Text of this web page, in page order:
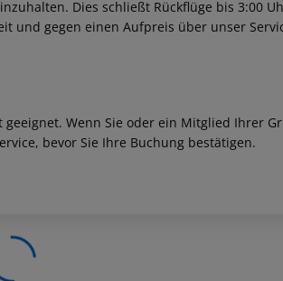
Dies schließt Rückflüge bis 3:00
und gegen einen Aufpreis über unser
Wenn Sie oder ein Mitglied Ihrer
bevor Sie Ihre Buchung bestätigen.